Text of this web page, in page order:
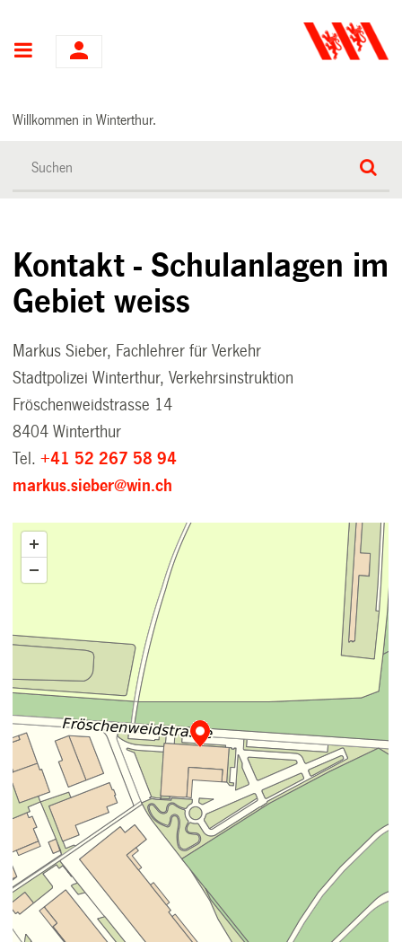
Hauptnavigation
Willkommen in Winterthur.
Kontakt - Schulanlagen im
Gebiet weiss
Markus Sieber, Fachlehrer für Verkehr
Stadtpolizei Winterthur, Verkehrsinstruktion
Fröschenweidstrasse 14
8404 Winterthur
Tel.+41 52 267 58 94
markus.sieber@win.ch